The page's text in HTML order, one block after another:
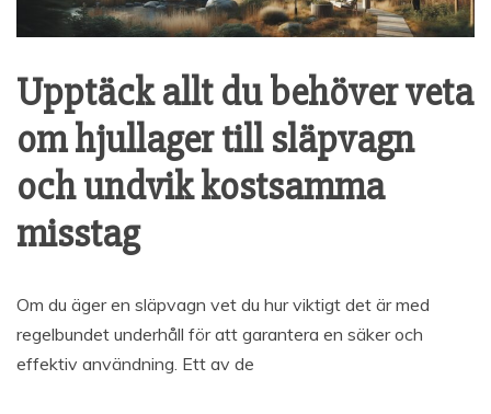
Upptäck allt du behöver veta
om hjullager till släpvagn
och undvik kostsamma
misstag
Om du äger en släpvagn vet du hur viktigt det är med
regelbundet underhåll för att garantera en säker och
effektiv användning. Ett av de